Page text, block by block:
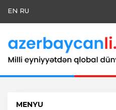
EN RU
MENYU